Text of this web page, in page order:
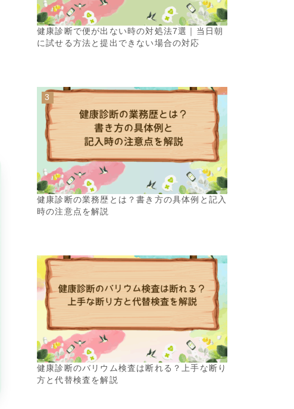
健康診断で便が出ない時の対処法7選｜当日朝
に試せる方法と提出できない場合の対応
健康診断の業務歴とは？書き方の具体例と記入
時の注意点を解説
健康診断のバリウム検査は断れる？上手な断り
方と代替検査を解説